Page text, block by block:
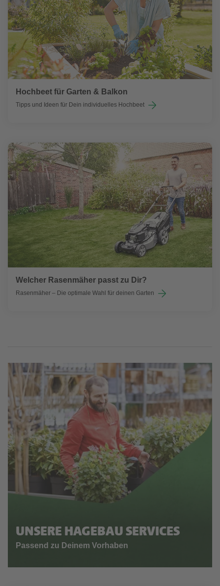
Hochbeet für Garten & Balkon
Tipps und Ideen für Dein individuelles Hochbeet
Welcher Rasenmäher passt zu Dir?
Rasenmäher – Die optimale Wahl für deinen Garten
UNSERE HAGEBAU SERVICES
Passend zu Deinem Vorhaben